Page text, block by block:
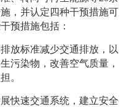
，并认定四种干预措施可
预措施包括：
标准减少交通排放，以
污染物，改善空气质量，
。
速交通系统，建立安全